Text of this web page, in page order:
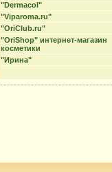
"Dermacol"
"Viparoma.ru"
"OriClub.ru"
"OriShop" интернет-магазин
косметики
"Ирина"